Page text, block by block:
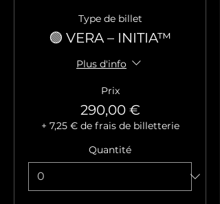
Type de billet
🟢 VERA – INITIA™
Plus d'info
Prix
290,00 €
+ 7,25 € de frais de billetterie
Quantité